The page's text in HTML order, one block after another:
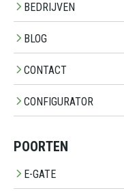
BEDRIJVEN
BLOG
CONTACT
CONFIGURATOR
POORTEN
E-GATE